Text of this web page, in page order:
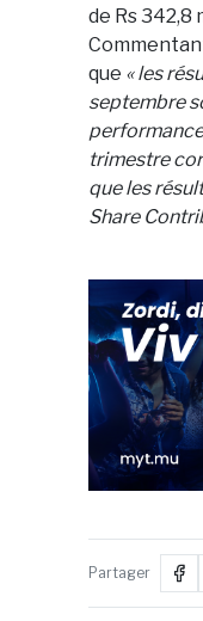
de Rs 342,8
que « les
septembre
trimestre
que les
Share
Partager